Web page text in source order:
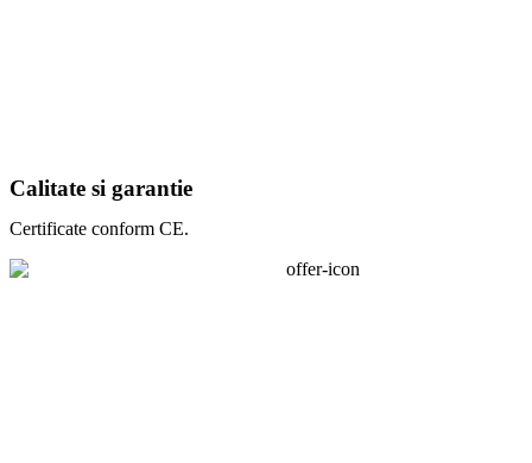
Calitate si garantie
Certificate conform CE.